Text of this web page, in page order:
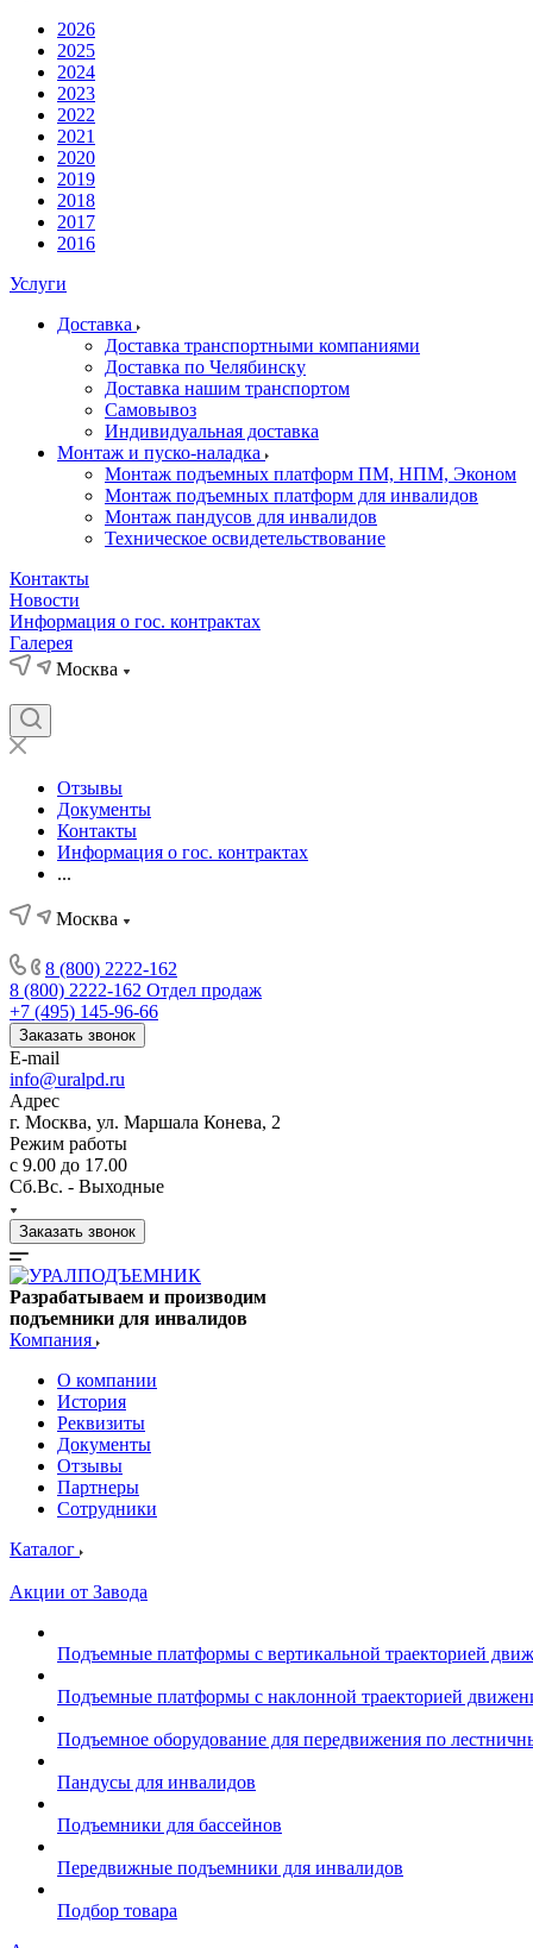
2026
2025
2024
2023
2022
2021
2020
2019
2018
2017
2016
Услуги
Доставка
Доставка транспортными компаниями
Доставка по Челябинску
Доставка нашим транспортом
Самовывоз
Индивидуальная доставка
Монтаж и пуско-наладка
Монтаж подъемных платформ ПМ, НПМ, Эконом
Монтаж подъемных платформ для инвалидов
Монтаж пандусов для инвалидов
Техническое освидетельствование
Контакты
Новости
Информация о гос. контрактах
Галерея
Москва
Отзывы
Документы
Контакты
Информация о гос. контрактах
...
Москва
8 (800) 2222-162
8 (800) 2222-162 Отдел продаж
+7 (495) 145-96-66
Заказать звонок
E-mail
info@uralpd.ru
Адрес
г. Москва, ул. Маршала Конева, 2
Режим работы
с 9.00 до 17.00
Сб.Вс. - Выходные
Заказать звонок
Разрабатываем и производим
подъемники для инвалидов
Компания
О компании
История
Реквизиты
Документы
Отзывы
Партнеры
Сотрудники
Каталог
Акции от Завода
Подъемные платформы с вертикальной траекторией
Подъемные платформы с наклонной траекторией
Подъемное оборудование для передвижения по
Пандусы для инвалидов
Подъемники для бассейнов
Передвижные подъемники для инвалидов
Подбор товара